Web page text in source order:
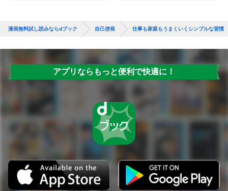
漫画無料試し読みならdブック 自己啓発 仕事も家庭もうまくいくシンプルな習慣
アプリならもっと便利で快適に！